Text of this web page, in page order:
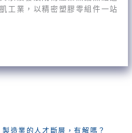
工業，以精密塑膠零組件一站
造業的人才斷層，有解嗎？